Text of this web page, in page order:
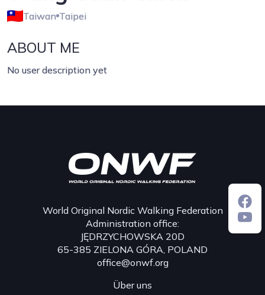
Taiwan Taipei
ABOUT ME
No user description yet
World Original Nordic Walking Federation
Administration office:
JĘDRZYCHOWSKA 20D
65-385 ZIELONA GÓRA, POLAND
office@onwf.org
Über uns